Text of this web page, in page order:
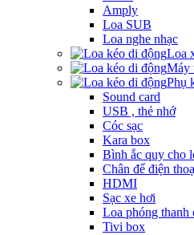
Amply
Loa SUB
Loa nghe nhạc
Loa
Máy
Phụ
Sound card
USB , thẻ nhớ
Cóc sạc
Kara box
Bình ắc quy cho
Chân để điện
HDMI
Sạc xe hơi
Loa phóng thanh
Tivi box